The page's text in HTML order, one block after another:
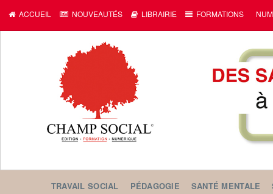
ACCUEIL NOUVEAUTÉS LIBRAIRIE FORMATIONS
TRAVAIL SOCIAL PÉDAGOGIE SANTÉ MENTALE